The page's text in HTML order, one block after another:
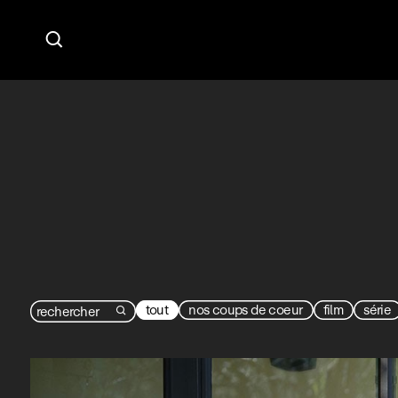

 tout nos coups de coeur film série